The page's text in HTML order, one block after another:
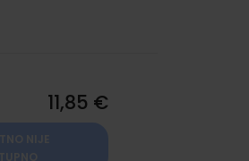
11,85 €